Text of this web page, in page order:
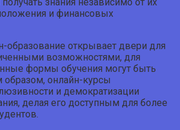
и финансовых
образование открывает двери для
возможностями, для
формы обучения могут быть
образом, онлайн-курсы
и демократизации
делая его доступным для более